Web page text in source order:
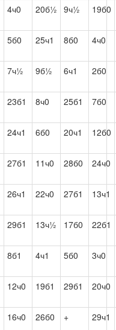
4ч0 20б½ 9ч½ 19б0
5б0 25ч1 8б0 4ч0
7ч½ 9б½ 6ч1 2б0
23б1 8ч0 25б1 7б0
24ч1 6б0 20ч1 12б0
27б1 11ч0 28б0 24ч0
26ч1 22ч0 27б1 13ч1
29б1 13ч½ 17б0 22б1
8б1 4ч1 5б0 3ч0
12ч0 19б1 29б1 20ч0
16ч0 26б0 + 29ч1